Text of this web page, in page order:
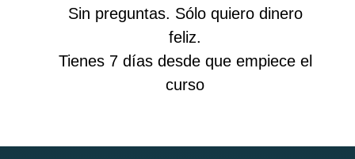
Sin preguntas. Sólo quiero dinero
feliz.
Tienes 7 días desde que empiece el
curso